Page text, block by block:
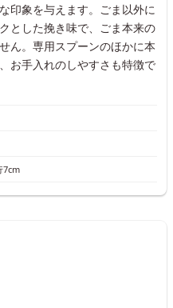
印象を与えます。ごま以外に
とした挽き味で、ごま本来の
ん。専用スプーンのほかに本
お手入れのしやすさも特徴で
7cm